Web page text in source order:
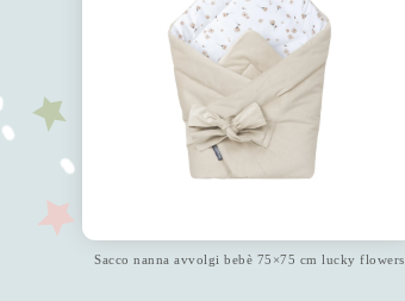
Sacco nanna avvolgi bebè 75×75 cm lucky flowers